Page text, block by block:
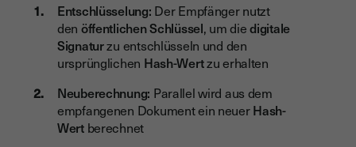
Entschlüsselung: Der Empfänger nutzt
den öffentlichen Schlüssel, um diedigitale
Signaturzu entschlüsseln und den
ursprünglichen Hash-Wertzu erhalten
Neuberechnung: Parallel wird aus dem
empfangenen Dokument ein neuerHash-
Wertberechnet